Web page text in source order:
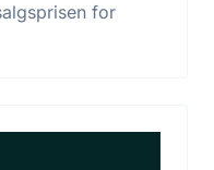
for